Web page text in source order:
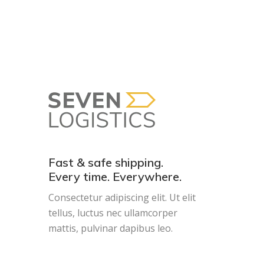
Fast & safe shipping.
Every time. Everywhere.
Consectetur adipiscing elit. Ut elit
tellus, luctus nec ullamcorper
mattis, pulvinar dapibus leo.